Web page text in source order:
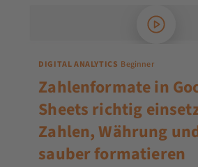
DIGITAL ANALYTICS Beginner
Zahlenformate in
Sheets richtig
Zahlen, Währung
sauber formatieren